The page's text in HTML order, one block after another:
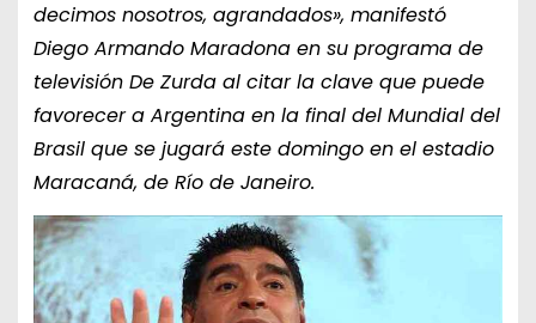
decimos nosotros, agrandados», manifestó
Diego Armando Maradona en su programa de
televisión De Zurda al citar la clave que puede
favorecer a Argentina en la final del Mundial del
Brasil que se jugará este domingo en el estadio
Maracaná, de Río de Janeiro.